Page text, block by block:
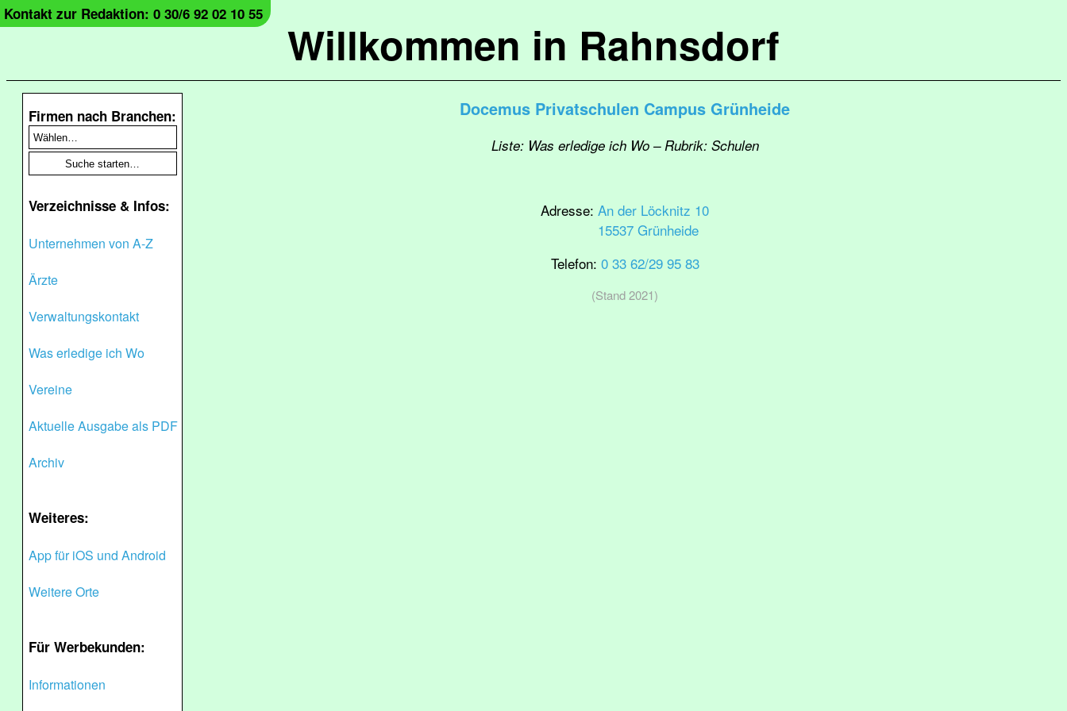
Willkommen in Rahnsdorf
Kontakt zur Redaktion: 0 30/6 92 02 10 55
Firmen nach Branchen:
Verzeichnisse & Infos:
Unternehmen von A-Z
Ärzte
Verwaltungskontakt
Was erledige ich Wo
Vereine
Aktuelle Ausgabe als PDF
Archiv
Weiteres:
App für iOS und Android
Weitere Orte
Für Werbekunden:
Informationen
Docemus Privatschulen Campus Grünheide
Liste: Was erledige ich Wo – Rubrik: Schulen
Adresse: An der Löcknitz 10
15537 Grünheide
Telefon: 0 33 62/29 95 83
(Stand 2021)